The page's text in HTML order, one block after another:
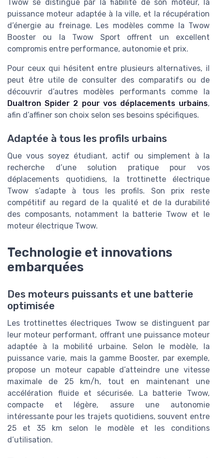
Twow se distingue par la fiabilité de son moteur, la
puissance moteur adaptée à la ville, et la récupération
d’énergie au freinage. Les modèles comme la Twow
Booster ou la Twow Sport offrent un excellent
compromis entre performance, autonomie et prix.
Pour ceux qui hésitent entre plusieurs alternatives, il
peut être utile de consulter des comparatifs ou de
découvrir d’autres modèles performants comme la
Dualtron Spider 2 pour vos déplacements urbains,
afin d’affiner son choix selon ses besoins spécifiques.
Adaptée à tous les profils urbains
Que vous soyez étudiant, actif ou simplement à la
recherche d’une solution pratique pour vos
déplacements quotidiens, la trottinette électrique
Twow s’adapte à tous les profils. Son prix reste
compétitif au regard de la qualité et de la durabilité
des composants, notamment la batterie Twow et le
moteur électrique Twow.
Technologie et innovations
embarquées
Des moteurs puissants et une batterie
optimisée
Les trottinettes électriques Twow se distinguent par
leur moteur performant, offrant une puissance moteur
adaptée à la mobilité urbaine. Selon le modèle, la
puissance varie, mais la gamme Booster, par exemple,
propose un moteur capable d’atteindre une vitesse
maximale de 25 km/h, tout en maintenant une
accélération fluide et sécurisée. La batterie Twow,
compacte et légère, assure une autonomie
intéressante pour les trajets quotidiens, souvent entre
25 et 35 km selon le modèle et les conditions
d’utilisation.